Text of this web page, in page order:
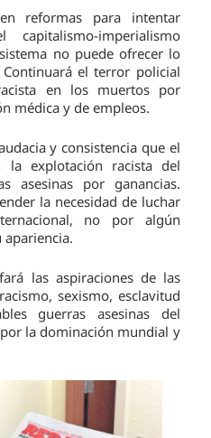
reformas para intentar
imperialismo
no puede ofrecer lo
el terror policial
en los muertos por
médica y de empleos.
y consistencia que el
la explotación racista del
asesinas por ganancias.
la necesidad de luchar
no por algún
las aspiraciones de las
sexismo, esclavitud
guerras asesinas del
la dominación mundial y